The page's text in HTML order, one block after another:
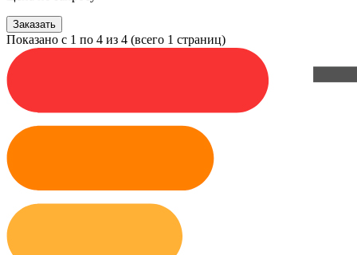
Заказать
Показано с 1 по 4 из 4 (всего 1 страниц)